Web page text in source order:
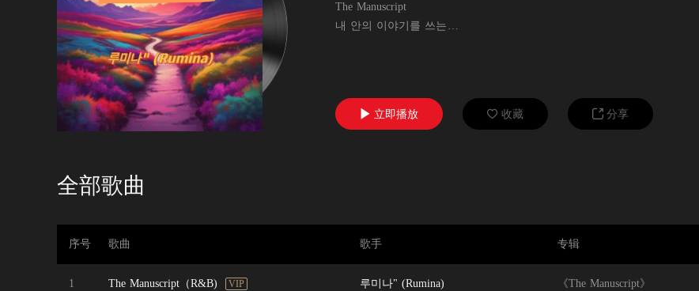
The Manuscript
내 안의 이야기를 쓰는
 立即播放  收藏  分享
全部歌曲
序号 歌曲 歌手 专辑
1 The Manuscript（R&B) VIP 루미나" (Rumina) 《The Manuscript》